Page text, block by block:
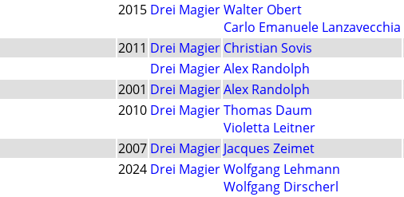
2015 Drei MagierWalter Obert
Carlo Emanuele Lanzavecchia
2011 Drei Magier Christian Sovis
Drei MagierAlex Randolph
2001 Drei MagierAlex Randolph
2010 Drei MagierThomas Daum
Violetta Leitner
2007 Drei Magier Jacques Zeimet
2024 Drei MagierWolfgang Lehmann
Wolfgang Dirscherl